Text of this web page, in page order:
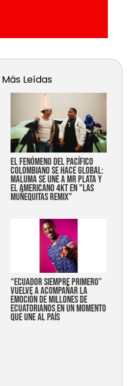
Más Leídas
EL FENÓMENO DEL PACÍFICO
COLOMBIANO SE HACE GLOBAL:
MALUMA SE UNE A MR PLATA Y
EL AMERICANO 4KT EN "LAS
MUÑEQUITAS REMIX"
“Ecuador siempre primero”
vuelve a acompañar la
emoción de millones de
ecuatorianos en un momento
que une al país